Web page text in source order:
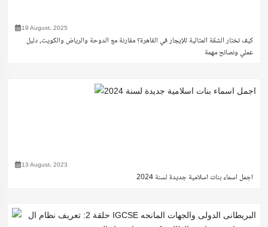
19 August، 2025
كيف تختار الشقّة المثالية للإيجار في القاهرة؟ مقارنة مع الدوحة والرياض والكويت, دليل
عملي ونصائح مهمة
13 August، 2023
اجمل اسماء بنات اسلامية جديدة لسنة 2024